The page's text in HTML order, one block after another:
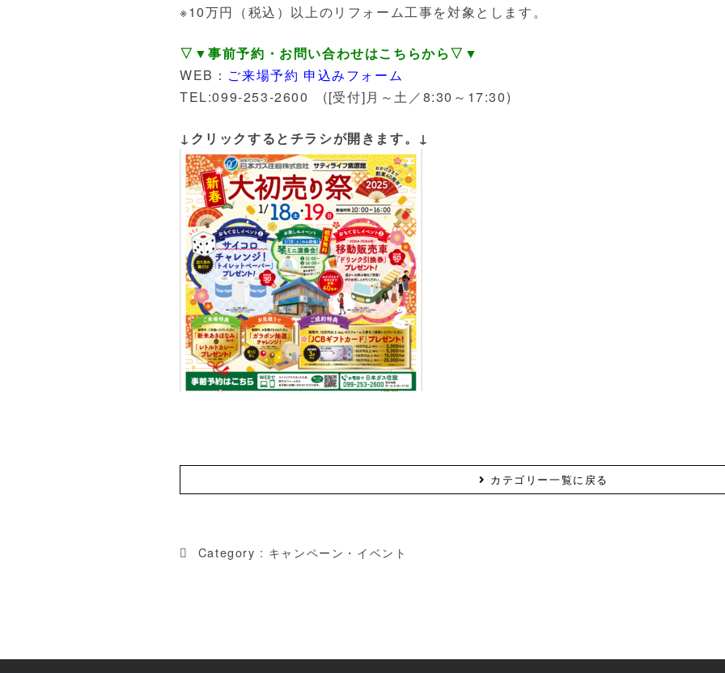
※10万円（税込）以上のリフォーム工事を対象とします。
▽▼事前予約・お問い合わせはこちらから▽▼
WEB： ご来場予約 申込みフォーム
TEL:099-253-2600 ([受付]月～土／8:30～17:30)
↓クリックするとチラシが開きます。 ↓
カテゴリー一覧に戻る
Category : キャンペーン・イベント